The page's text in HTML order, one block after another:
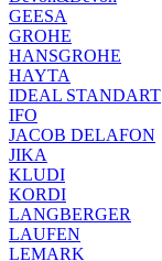
GEESA
GROHE
HANSGROHE
HAYTA
IDEAL STANDART
IFO
JACOB DELAFON
JIKA
KLUDI
KORDI
LANGBERGER
LAUFEN
LEMARK